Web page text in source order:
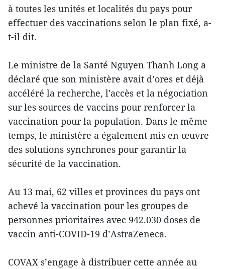
à toutes les unités et localités du pays pour
effectuer des vaccinations selon le plan fixé, a-
t-il dit.
Le ministre de la Santé Nguyen Thanh Long a
déclaré que son ministère avait d’ores et déjà
accéléré la recherche, l'accès et la négociation
sur les sources de vaccins pour renforcer la
vaccination pour la population. Dans le même
temps, le ministère a également mis en œuvre
des solutions synchrones pour garantir la
sécurité de la vaccination.
Au 13 mai, 62 villes et provinces du pays ont
achevé la vaccination pour les groupes de
personnes prioritaires avec 942.030 doses de
vaccin anti-COVID-19 d’AstraZeneca.
COVAX s’engage à distribuer cette année au